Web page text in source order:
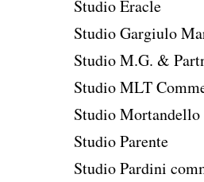
Studio Eracle
Studio Gargiulo
Studio M.G. &
Studio MLT
Studio Mortandello
Studio Parente
Studio Pardini